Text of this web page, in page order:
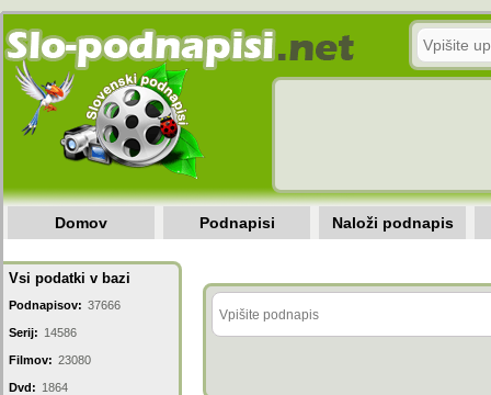
Domov Podnapisi Naloži podnapis
Vsi podatki v bazi
Podnapisov: 37666
Serij: 14586
Filmov: 23080
Dvd: 1864